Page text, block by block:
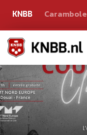
KNBB Carambole